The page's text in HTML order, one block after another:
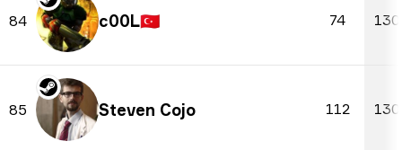
84 c00L🇹🇷 74
85 Steven Cojo 112